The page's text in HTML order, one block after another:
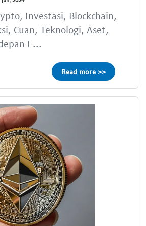
Investasi, Blockchain,
Cuan, Teknologi, Aset,
E...
Read more >>